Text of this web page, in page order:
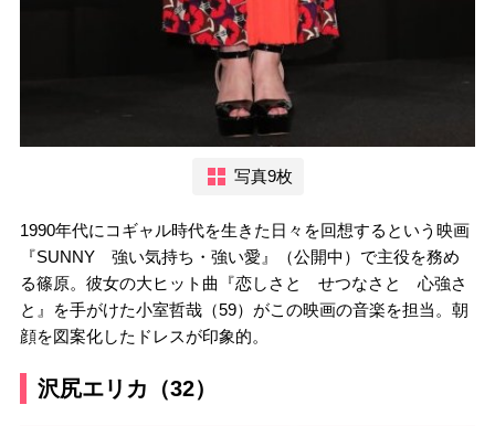
写真9枚
1990年代にコギャル時代を生きた日々を回想するという映画
『SUNNY 強い気持ち・強い愛』（公開中）で主役を務め
る篠原。彼女の大ヒット曲『恋しさと せつなさと 心強さ
と』を手がけた小室哲哉（59）がこの映画の音楽を担当。朝
顔を図案化したドレスが印象的。
沢尻エリカ（32）